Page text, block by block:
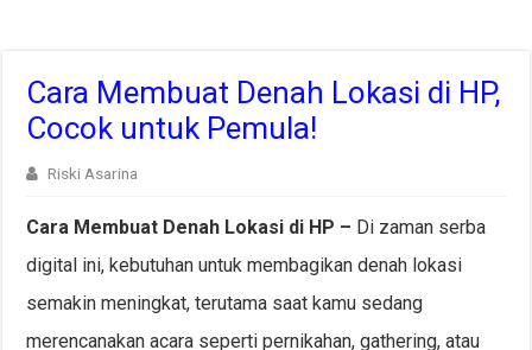
Cara Membuat Denah Lokasi di HP,
Cocok untuk Pemula!
Riski Asarina
Cara Membuat Denah Lokasi di HP – Di zaman serba
digital ini, kebutuhan untuk membagikan denah lokasi
semakin meningkat, terutama saat kamu sedang
merencanakan acara seperti pernikahan, gathering, atau